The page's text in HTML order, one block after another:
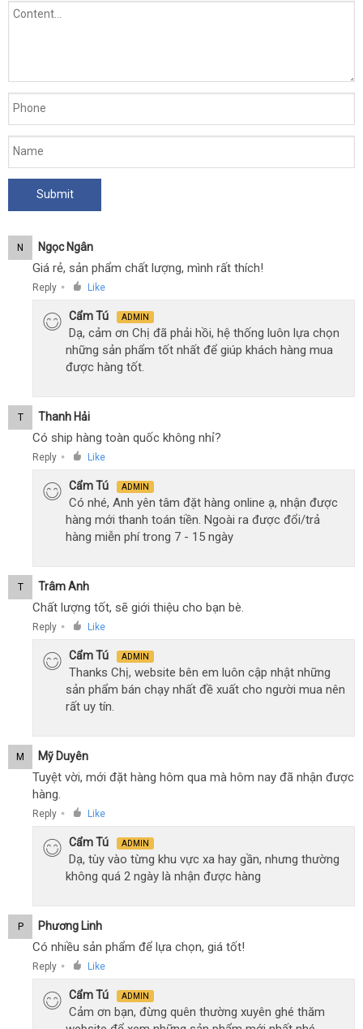
N Ngọc Ngân
Giá rẻ, sản phẩm chất lượng, mình rất thích!
Reply ● Like
Cẩm Tú ADMIN
Dạ, cảm ơn Chị đã phải hồi, hệ thống luôn lựa chọn
những sản phẩm tốt nhất để giúp khách hàng mua
được hàng tốt.
T Thanh Hải
Có ship hàng toàn quốc không nhỉ?
Reply ● Like
Cẩm Tú ADMIN
Có nhé, Anh yên tâm đặt hàng online ạ, nhận được
hàng mới thanh toán tiền. Ngoài ra được đổi/trả
hàng miễn phí trong 7 - 15 ngày
T Trâm Anh
Chất lượng tốt, sẽ giới thiệu cho bạn bè.
Reply ● Like
Cẩm Tú ADMIN
Thanks Chị, website bên em luôn cập nhật những
sản phẩm bán chạy nhất đề xuất cho người mua nên
rất uy tín.
M Mỹ Duyên
Tuyệt vời, mới đặt hàng hôm qua mà hôm nay đã nhận được
hàng.
Reply ● Like
Cẩm Tú ADMIN
Dạ, tùy vào từng khu vực xa hay gần, nhưng thường
không quá 2 ngày là nhận được hàng
P Phương Linh
Có nhiều sản phẩm để lựa chọn, giá tốt!
Reply ● Like
Cẩm Tú ADMIN
Cảm ơn bạn, đừng quên thường xuyên ghé thăm